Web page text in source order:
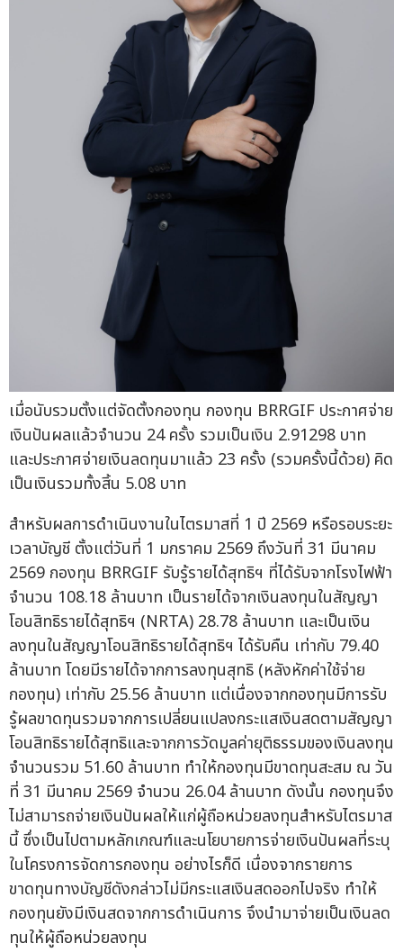
เมื่อนับรวมตั้งแต่จัดตั้งกองทุน กองทุน BRRGIF ประกาศจ่าย
เงินปันผลแล้วจำนวน 24 ครั้ง รวมเป็นเงิน 2.91298 บาท
และประกาศจ่ายเงินลดทุนมาแล้ว 23 ครั้ง (รวมครั้งนี้ด้วย) คิด
เป็นเงินรวมทั้งสิ้น 5.08 บาท
สำหรับผลการดำเนินงานในไตรมาสที่ 1 ปี 2569 หรือรอบระยะ
เวลาบัญชี ตั้งแต่วันที่ 1 มกราคม 2569 ถึงวันที่ 31 มีนาคม
2569 กองทุน BRRGIF รับรู้รายได้สุทธิฯ ที่ได้รับจากโรงไฟฟ้า
จำนวน 108.18 ล้านบาท เป็นรายได้จากเงินลงทุนในสัญญา
โอนสิทธิรายได้สุทธิฯ (NRTA) 28.78 ล้านบาท และเป็นเงิน
ลงทุนในสัญญาโอนสิทธิรายได้สุทธิฯ ได้รับคืน เท่ากับ 79.40
ล้านบาท โดยมีรายได้จากการลงทุนสุทธิ (หลังหักค่าใช้จ่าย
กองทุน) เท่ากับ 25.56 ล้านบาท แต่เนื่องจากกองทุนมีการรับ
รู้ผลขาดทุนรวมจากการเปลี่ยนแปลงกระแสเงินสดตามสัญญา
โอนสิทธิรายได้สุทธิและจากการวัดมูลค่ายุติธรรมของเงินลงทุน
จำนวนรวม 51.60 ล้านบาท ทำให้กองทุนมีขาดทุนสะสม ณ วัน
ที่ 31 มีนาคม 2569 จำนวน 26.04 ล้านบาท ดังนั้น กองทุนจึง
ไม่สามารถจ่ายเงินปันผลให้แก่ผู้ถือหน่วยลงทุนสำหรับไตรมาส
นี้ ซึ่งเป็นไปตามหลักเกณฑ์และนโยบายการจ่ายเงินปันผลที่ระบุ
ในโครงการจัดการกองทุน อย่างไรก็ดี เนื่องจากรายการ
ขาดทุนทางบัญชีดังกล่าวไม่มีกระแสเงินสดออกไปจริง ทำให้
กองทุนยังมีเงินสดจากการดำเนินการ จึงนำมาจ่ายเป็นเงินลด
ทุนให้ผู้ถือหน่วยลงทุน